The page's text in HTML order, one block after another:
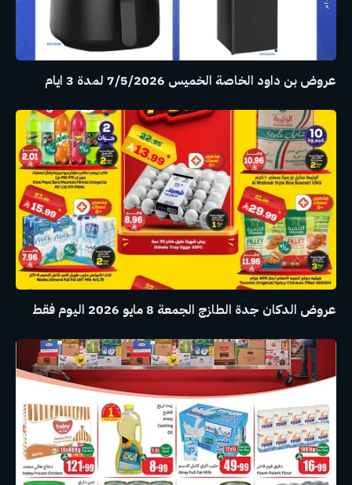
عروض بن داود الخاصة الخميس 7/5/2026 لمدة 3 ايام
عروض الدكان جدة الطازج الجمعة 8 مايو 2026 اليوم فقط